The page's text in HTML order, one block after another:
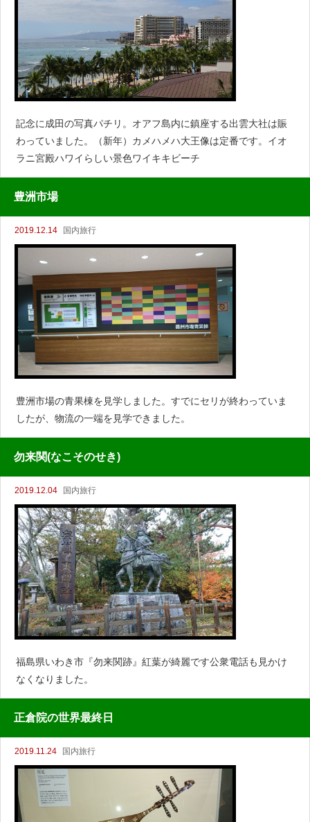
記念に成田の写真パチリ。オアフ島内に鎮座する出雲大社は賑
わっていました。（新年）カメハメハ大王像は定番です。イオ
ラニ宮殿ハワイらしい景色ワイキキビーチ
豊洲市場
2019.12.14 国内旅行
豊洲市場の青果棟を見学しました。すでにセリが終わっていま
したが、物流の一端を見学できました。
勿来関(なこそのせき)
2019.12.04 国内旅行
福島県いわき市『勿来関跡』紅葉が綺麗です公衆電話も見かけ
なくなりました。
正倉院の世界最終日
2019.11.24 国内旅行